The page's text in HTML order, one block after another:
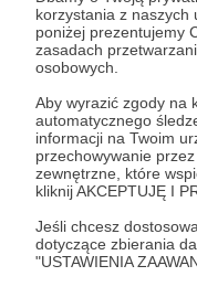
korzystania z naszych
poniżej prezentujemy
zasadach
osobowych.
Aby wyrazić zgody na
automatycznego
informacji na Twoim
przechowywanie
zewnętrzne, które
kliknij AKCEPTUJĘ I
Jeśli chcesz
dotyczące zbierania
"USTAWIENIA
Sprawdź dokładnie
"Tak, przejdź do
Jeśli masz
link.
Czy na pewno
Tak,